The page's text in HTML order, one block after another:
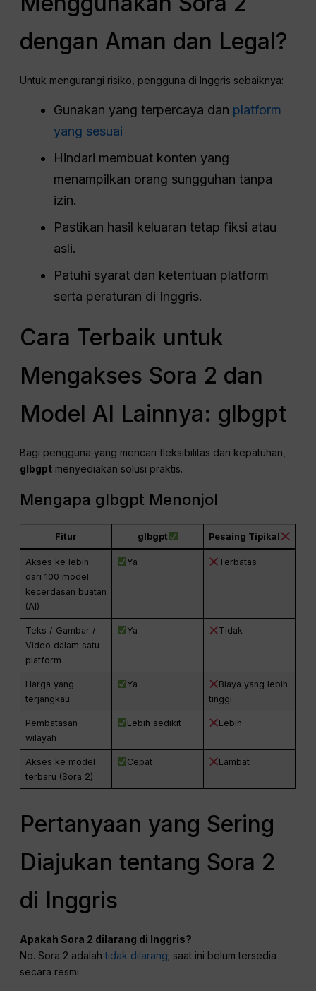
dengan Aman dan Legal?
Untuk mengurangi risiko, pengguna di Inggris sebaiknya:
Gunakan yang terpercaya dan platform
yang sesuai
Hindari membuat konten yang
menampilkan orang sungguhan tanpa
izin.
Pastikan hasil keluaran tetap fiksi atau
asli.
Patuhi syarat dan ketentuan platform
serta peraturan di Inggris.
Cara Terbaik untuk
Mengakses Sora 2 dan
Model AI Lainnya: glbgpt
Bagi pengguna yang mencari fleksibilitas dan kepatuhan,
glbgpt menyediakan solusi praktis.
Mengapa glbgpt Menonjol
Fitur glbgpt Pesaing Tipikal
Akses ke lebih
dari 100 model
kecerdasan buatan
(AI)
Ya Terbatas
Teks / Gambar /
Video dalam satu
platform
Ya Tidak
Harga yang
terjangkau
Ya
Biaya yang lebih
tinggi
Pembatasan
wilayah
Lebih sedikit Lebih
Akses ke model
terbaru (Sora 2)
Cepat Lambat
Pertanyaan yang Sering
Diajukan tentang Sora 2
di Inggris
Apakah Sora 2 dilarang di Inggris?
No. Sora 2 adalahtidak dilarang; saat ini belum tersedia
secara resmi.